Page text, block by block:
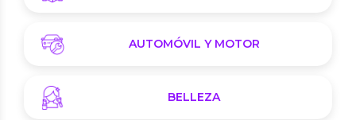
AUTOMÓVIL Y MOTOR
BELLEZA